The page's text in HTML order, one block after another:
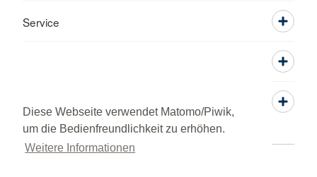
Diese Webseite verwendet Matomo/Piwik,
um die Bedienfreundlichkeit zu erhöhen.
Weitere Informationen
Service